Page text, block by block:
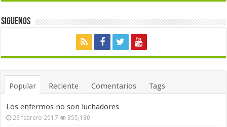
Siguenos
Popular Reciente Comentarios Tags
Los enfermos no son luchadores
26 febrero 2017 855,180